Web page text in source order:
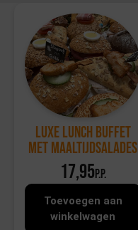
Luxe Lunch Buffet
met Maaltijdsalades
17,95p.p.
Toevoegen aan
winkelwagen